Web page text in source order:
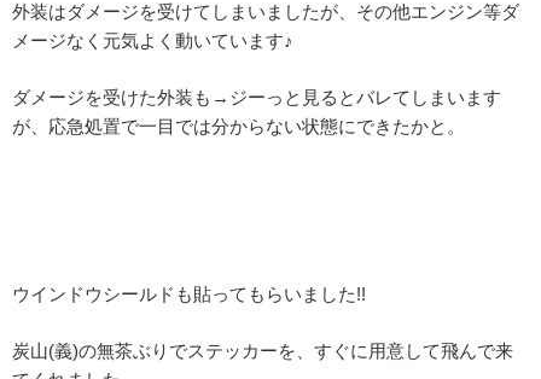
外装はダメージを受けてしまいましたが、その他エンジン等ダ
メージなく元気よく動いています♪
ダメージを受けた外装も→ジーっと見るとバレてしまいます
が、応急処置で一目では分からない状態にできたかと。
ウインドウシールドも貼ってもらいました!!
炭山(義)の無茶ぶりでステッカーを、すぐに用意して飛んで来